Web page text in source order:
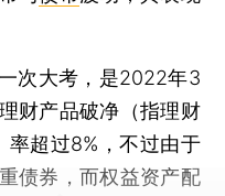
大考，是2022年3
财产品破净（指理财
率超过8%，不过由于
债券，而权益资产配